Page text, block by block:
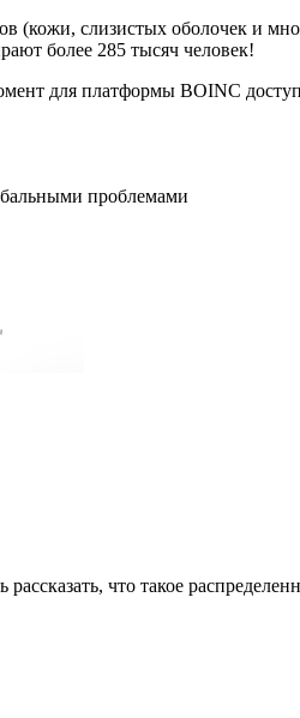
(кожи, слизистых оболочек и
более 285 тысяч человек!
для платформы BOINC
проблемами
рассказать, что такое